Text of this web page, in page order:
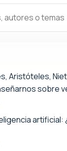
Aristóteles,
sobre
artificial: